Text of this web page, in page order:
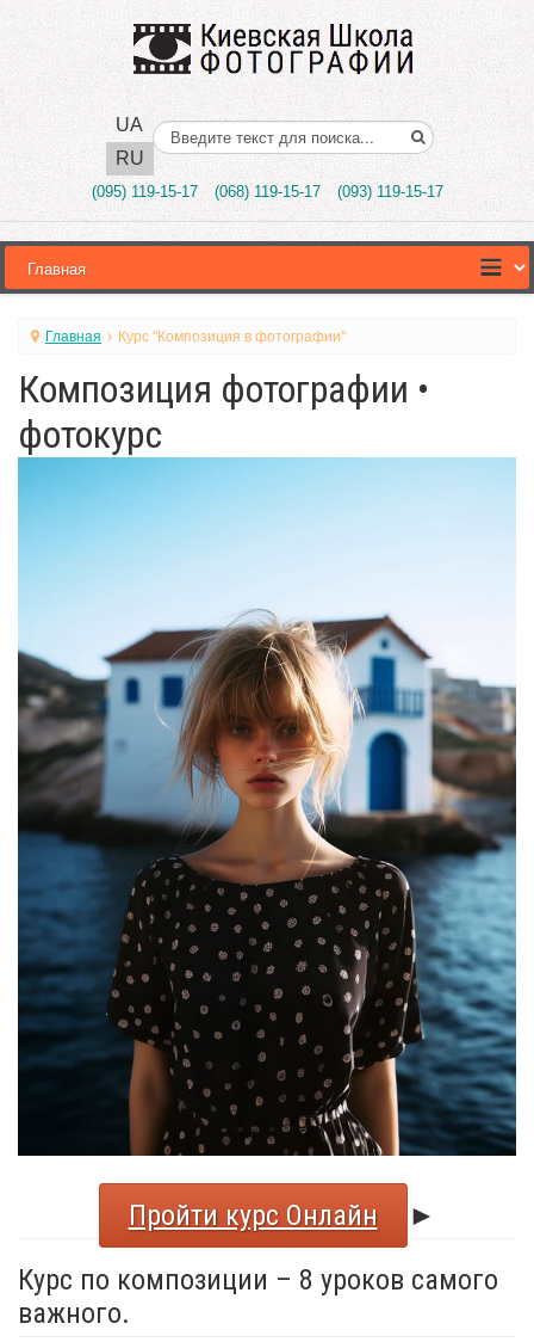
UA
RU
Поиск..
(095) 119-15-17 (068) 119-15-17 (093) 119-15-17
Главная Курс "Композиция в фотографии"
Композиция фотографии •
фотокурс
Пройти курс Онлайн
►
Курс по композиции – 8 уроков самого
важного.